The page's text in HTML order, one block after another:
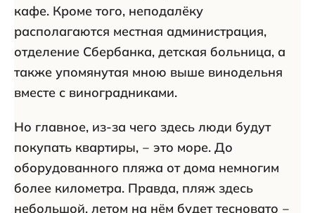
кафе. Кроме того, неподалёку
располагаются местная администрация,
отделение Сбербанка, детская больница, а
также упомянутая мною выше винодельня
вместе с виноградниками.
Но главное, из-за чего здесь люди будут
покупать квартиры, ‒ это море. До
оборудованного пляжа от дома немногим
более километра. Правда, пляж здесь
небольшой, летом на нём будет тесновато ‒